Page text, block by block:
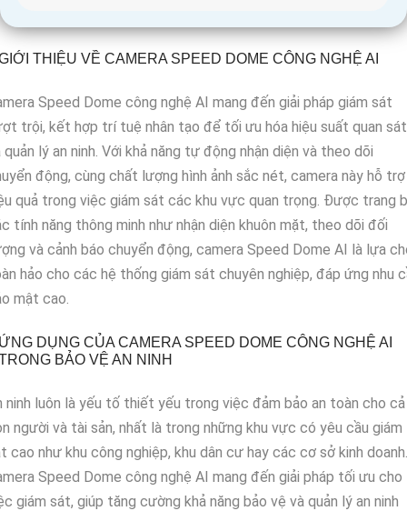
THIỆU VỀ CAMERA SPEED DOME CÔNG NGHỆ AI
Speed Dome công nghệ AI mang đến giải pháp giám sát
trội, kết hợp trí tuệ nhân tạo để tối ưu hóa hiệu suất quan sát
quản lý an ninh. Với khả năng tự động nhận diện và theo dõi
động, cùng chất lượng hình ảnh sắc nét, camera này hỗ trợ
quả trong việc giám sát các khu vực quan trọng. Được trang
tính năng thông minh như nhận diện khuôn mặt, theo dõi đối
và cảnh báo chuyển động, camera Speed Dome AI là lựa
hảo cho các hệ thống giám sát chuyên nghiệp, đáp ứng nhu
mật cao.
DỤNG CỦA CAMERA SPEED DOME CÔNG NGHỆ AI
BẢO VỆ AN NINH
ninh luôn là yếu tố thiết yếu trong việc đảm bảo an toàn cho cả
người và tài sản, nhất là trong những khu vực có yêu cầu giám
cao như khu công nghiệp, khu dân cư hay các cơ sở kinh doanh.
Speed Dome công nghệ AI mang đến giải pháp tối ưu cho
giám sát, giúp tăng cường khả năng bảo vệ và quản lý an ninh